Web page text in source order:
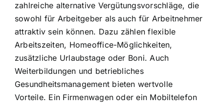
zahlreiche alternative Vergütungsvorschläge, die
sowohl für Arbeitgeber als auch für Arbeitnehmer
attraktiv sein können. Dazu zählen flexible
Arbeitszeiten, Homeoffice-Möglichkeiten,
zusätzliche Urlaubstage oder Boni. Auch
Weiterbildungen und betriebliches
Gesundheitsmanagement bieten wertvolle
Vorteile. Ein Firmenwagen oder ein Mobiltelefon